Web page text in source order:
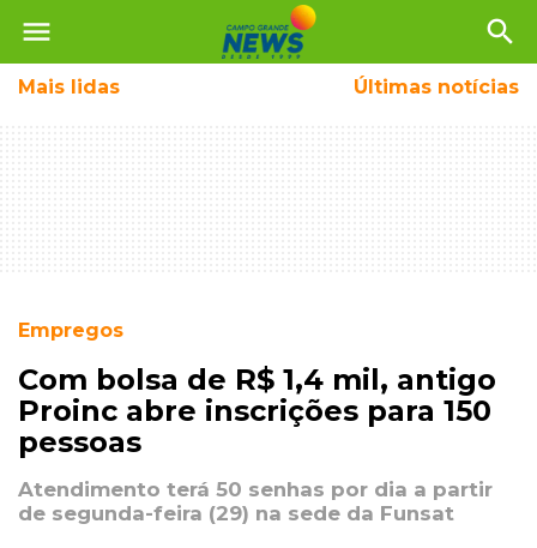
menu search
Mais lidas Últimas notícias
Empregos
Com bolsa de R$ 1,4 mil, antigo
Proinc abre inscrições para 150
pessoas
Atendimento terá 50 senhas por dia a partir
de segunda-feira (29) na sede da Funsat